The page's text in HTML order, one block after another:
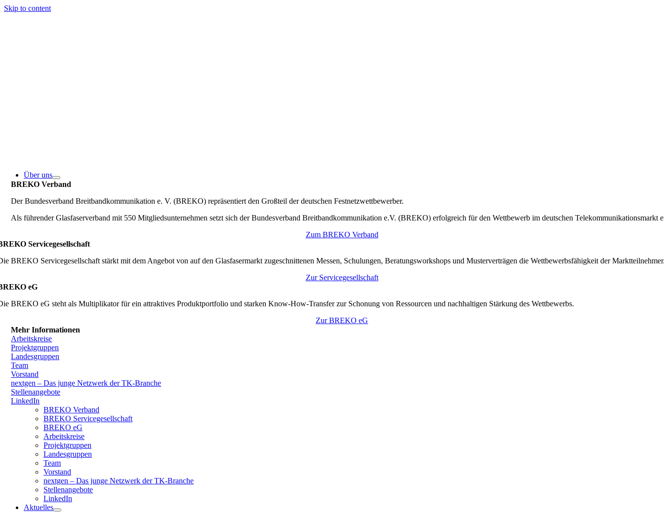
Skip to content
Über uns
BREKO Verband
Der Bundesverband Breitbandkommunikation e. V. (BREKO) repräsentiert den Großteil der deutschen Festnetzwettbewerber.
Als führender Glasfaserverband mit 550 Mitgliedsunternehmen setzt sich der Bundesverband Breitbandkommunikation e.V. (BREKO) erfolgreich für den Wettbewerb im deutschen Telekommunikationsmarkt
Zum BREKO Verband
Servicegesellschaft
BREKO Servicegesellschaft stärkt mit dem Angebot von auf den Glasfasermarkt zugeschnittenen Messen, Schulungen, Beratungsworkshops und Musterverträgen die Wettbewerbsfähigkeit der
Zur Servicegesellschaft
eG
BREKO eG steht als Multiplikator für ein attraktives Produktportfolio und starken Know-How-Transfer zur Schonung von Ressourcen und nachhaltigen Stärkung des Wettbewerbs.
Zur BREKO eG
Mehr Informationen
Arbeitskreise
Projektgruppen
Landesgruppen
Team
Vorstand
nextgen – Das junge Netzwerk der TK-Branche
Stellenangebote
LinkedIn
BREKO Verband
BREKO Servicegesellschaft
BREKO eG
Arbeitskreise
Projektgruppen
Landesgruppen
Team
Vorstand
nextgen – Das junge Netzwerk der TK-Branche
Stellenangebote
LinkedIn
Aktuelles